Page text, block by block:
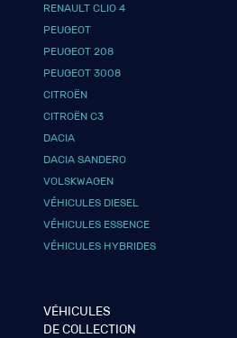
RENAULT CLIO 4
PEUGEOT
PEUGEOT 208
PEUGEOT 3008
CITROËN
CITROËN C3
DACIA
DACIA SANDERO
VOLSKWAGEN
VÉHICULES DIESEL
VÉHICULES ESSENCE
VÉHICULES HYBRIDES
VÉHICULES
DE COLLECTION